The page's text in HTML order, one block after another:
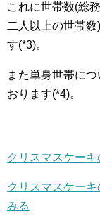
これに世帯数(総
二人以上の世帯
す(*3)。
また単身世帯に
おります(*4)。
クリスマスケー
クリスマスケー
みる